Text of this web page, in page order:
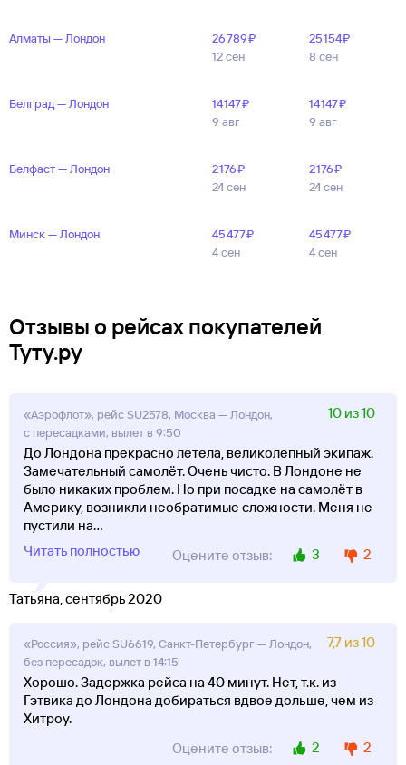
Алматы — Лондон
26 ⁠789 ⁠₽
12 сен
25 ⁠154 ⁠₽
8 сен
Белград — Лондон
14 ⁠147 ⁠₽
9 авг
14 ⁠147 ⁠₽
9 авг
Белфаст — Лондон
2 ⁠176 ⁠₽
24 сен
2 ⁠176 ⁠₽
24 сен
Минск — Лондон
45 ⁠477 ⁠₽
4 сен
45 ⁠477 ⁠₽
4 сен
Отзывы о рейсах покупателей
Туту.ру
«Аэрофлот», рейс SU2578, Москва — Лондон,
с пересадками, вылет в 9:50
10 из 10
До Лондона прекрасно летела, великолепный экипаж.
Замечательный самолёт. Очень чисто. В Лондоне не
было никаких проблем. Но при посадке на самолёт в
Америку, возникли необратимые сложности. Меня не
пустили на...
Читать полностью
Оцените отзыв: 3 2
Татьяна, сентябрь 2020
«Россия», рейс SU6619, Санкт-Петербург — Лондон,
без пересадок, вылет в 14:15
7,7 из 10
Хорошо. Задержка рейса на 40 минут. Нет, т.к. из
Гэтвика до Лондона добираться вдвое дольше, чем из
Хитроу.
Оцените отзыв:
2 2